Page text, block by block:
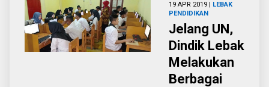
19 APR 2019 | LEBAK
PENDIDIKAN
Jelang UN,
Dindik Lebak
Melakukan
Berbagai